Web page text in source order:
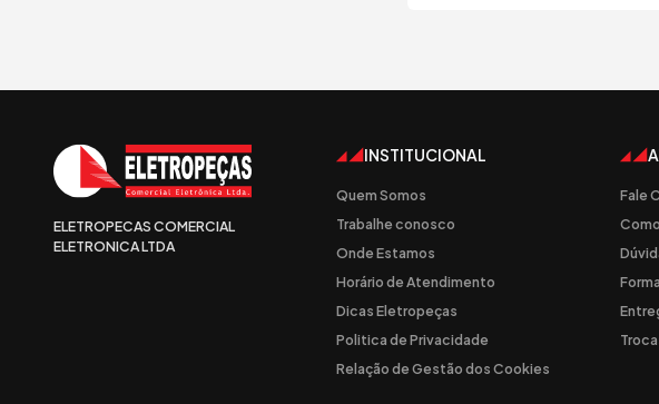
ELETROPECAS COMERCIAL
ELETRONICA LTDA
INSTITUCIONAL
Quem Somos
Trabalhe conosco
Onde Estamos
Horário de Atendimento
Dicas Eletropeças
Politica de Privacidade
Relação de Gestão dos Cookies
Fale